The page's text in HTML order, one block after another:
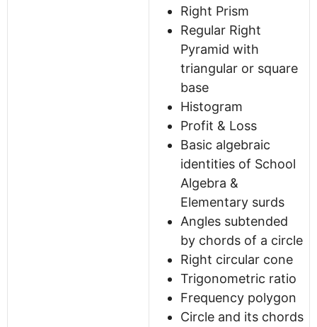
Right Prism
Regular Right
Pyramid with
triangular or square
base
Histogram
Profit & Loss
Basic algebraic
identities of School
Algebra &
Elementary surds
Angles subtended
by chords of a circle
Right circular cone
Trigonometric ratio
Frequency polygon
Circle and its chords